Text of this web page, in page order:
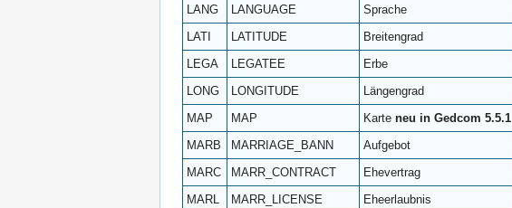
LANG
LANGUAGE Sprache
LATI
LATITUDE Breitengrad
LEGA
LEGATEE Erbe
LONG
LONGITUDE Längengrad
MAP
MAP Karte neu in Gedcom 5.5.1
MARB
MARRIAGE_BANN Aufgebot
MARC
MARR_CONTRACT Ehevertrag
MARL
MARR_LICENSE Eheerlaubnis